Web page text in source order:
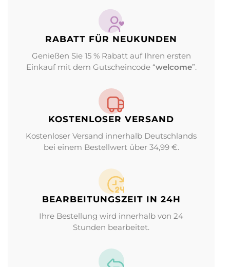
RABATT FÜR NEUKUNDEN
Genießen Sie 15 % Rabatt auf Ihren ersten
Einkauf mit dem Gutscheincode “welcome”.
KOSTENLOSER VERSAND
Kostenloser Versand innerhalb Deutschlands
bei einem Bestellwert über 34,99 €.
BEARBEITUNGS­ZEIT IN 24H
Ihre Bestellung wird innerhalb von 24
Stunden bearbeitet.